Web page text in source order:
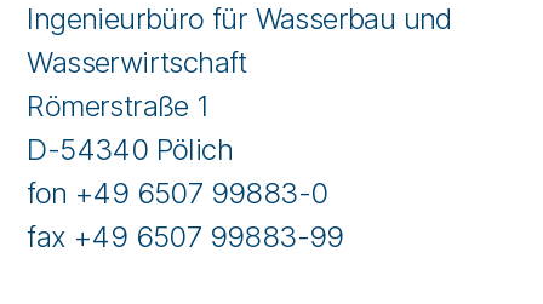
Ingenieurbüro für Wasserbau und
Wasserwirtschaft
Römerstraße 1
D-54340 Pölich
fon +49 6507 99883-0
fax +49 6507 99883-99